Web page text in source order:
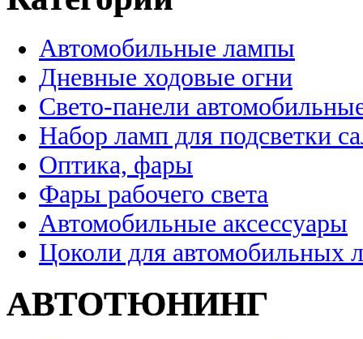
Автомобильные лампы
Дневные ходовые огни
Свето-панели
Набор ламп для подсветки
Оптика, фары
Фары рабочего света
Автомобильные аксессуары
Цоколи для автомобильных
АВТОТЮНИНГ